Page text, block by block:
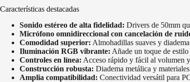
Características destacadas
Sonido estéreo de alta fidelidad: Drivers de 50mm
Micrófono omnidireccional con cancelación de
Comodidad superior: Almohadillas suaves y
Iluminación RGB vibrante: Añade un toque de
Controles en línea: Acceso rápido y fácil al volumen
Construcción robusta: Diadema metálica y
Amplia compatibilidad: Conectividad versátil para